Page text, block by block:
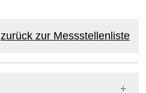
zurück zur Messstellenliste